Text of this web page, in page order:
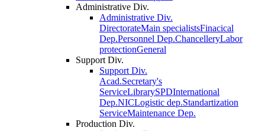
Administrative Div.
Administrative Div.
DirectorateMain specialistsFinacical
Dep.Personnel Dep.ChancelleryLabor
protectionGeneral
Support Div.
Support Div.
Acad.Secretary's
ServiceLibrarySPDInternational
Dep.NICLogistic dep.Standartization
ServiceMaintenance Dep.
Production Div.